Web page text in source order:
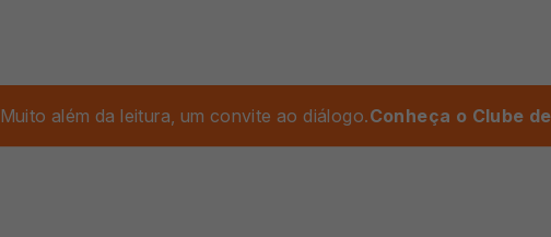
Muito além da leitura, um convite ao diálogo.Conheça o Clube